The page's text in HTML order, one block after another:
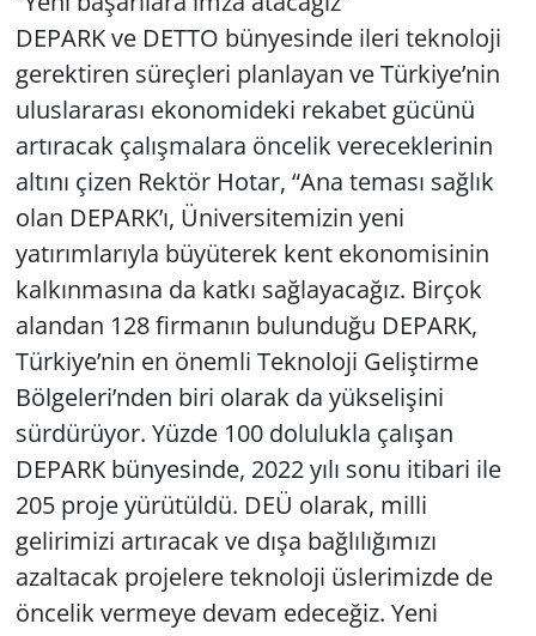
DEPARK ve DETTO bünyesinde ileri teknoloji
gerektiren süreçleri planlayan ve Türkiye’nin
uluslararası ekonomideki rekabet gücünü
artıracak çalışmalara öncelik vereceklerinin
altını çizen Rektör Hotar, “Ana teması sağlık
olan DEPARK’ı, Üniversitemizin yeni
yatırımlarıyla büyüterek kent ekonomisinin
kalkınmasına da katkı sağlayacağız. Birçok
alandan 128 firmanın bulunduğu DEPARK,
Türkiye’nin en önemli Teknoloji Geliştirme
Bölgeleri’nden biri olarak da yükselişini
sürdürüyor. Yüzde 100 dolulukla çalışan
DEPARK bünyesinde, 2022 yılı sonu itibari ile
205 proje yürütüldü. DEÜ olarak, milli
gelirimizi artıracak ve dışa bağlılığımızı
azaltacak projelere teknoloji üslerimizde de
öncelik vermeye devam edeceğiz. Yeni